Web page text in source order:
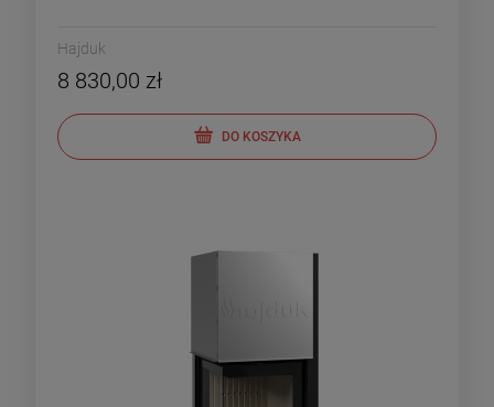
Hajduk
8 830,00 zł
DO KOSZYKA